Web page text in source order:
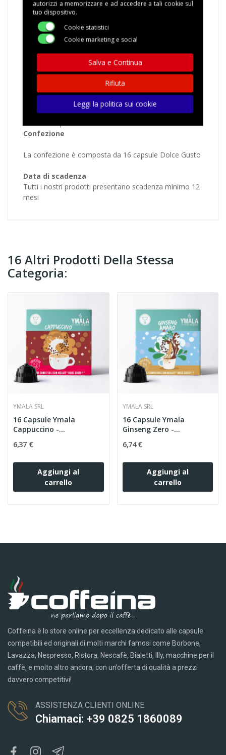
PREPARATO SOLUBILE PER BEVANDA AL GUSTO DI
ORZO
ORZO (100ml) Variare la quantità di acqua a piacere
Macchine da caffè compatibili
Tutte le macchine che utilizzano il sistema dolce gusto
Krups Nescafè Piccolo Nescafè Melody 3 De’Longhi
Confezione
La confezione è composta da 16 capsule Dolce Gusto
Data di scadenza
Tutti i nostri prodotti presentano scadenza minimo 12
mesi
16 Altri Prodotti Della Stessa
Categoria:
YMALA SRL
16 Capsule Ymala
Cappuccino -
6,37 €
Aggiungi al
carrello
YMALA SRL
16 Capsule Ymala
Ginseng Zero -
6,74 €
Aggiungi al
carrello
Coffeina è lo store online per eccellenza dedicato alle capsule
compatibili ed originali di molti marchi famosi come Borbone,
Lavazza, Nespresso, Ristora, Nescafè, Bialetti, Illy, macchine per il
caffè, e molto altro ancora, con un’offerta di qualità a prezzi
davvero competitivi!
ASSISTENZA CLIENTI ONLINE
Chiamaci: +39 0825 1860089
autorizzi a memorizzare e ad accedere a tali cookie sul
tuo dispositivo.
Cookie statistici
Cookie marketing e social
Salva e Continua
Rifiuta
Leggi la politica sui cookie